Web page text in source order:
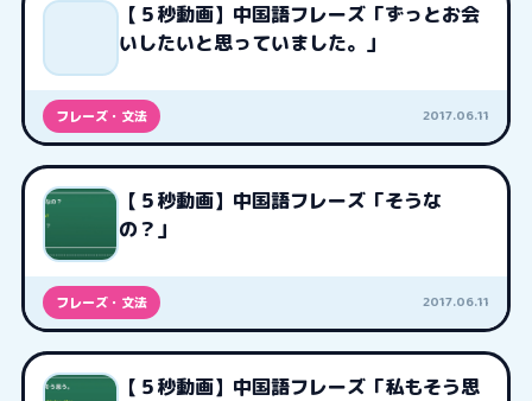
【５秒動画】中国語フレーズ「ずっとお会
いしたいと思っていました。」
フレーズ・文法 2017.06.11
【５秒動画】中国語フレーズ「そうな
の？」
フレーズ・文法 2017.06.11
【５秒動画】中国語フレーズ「私もそう思